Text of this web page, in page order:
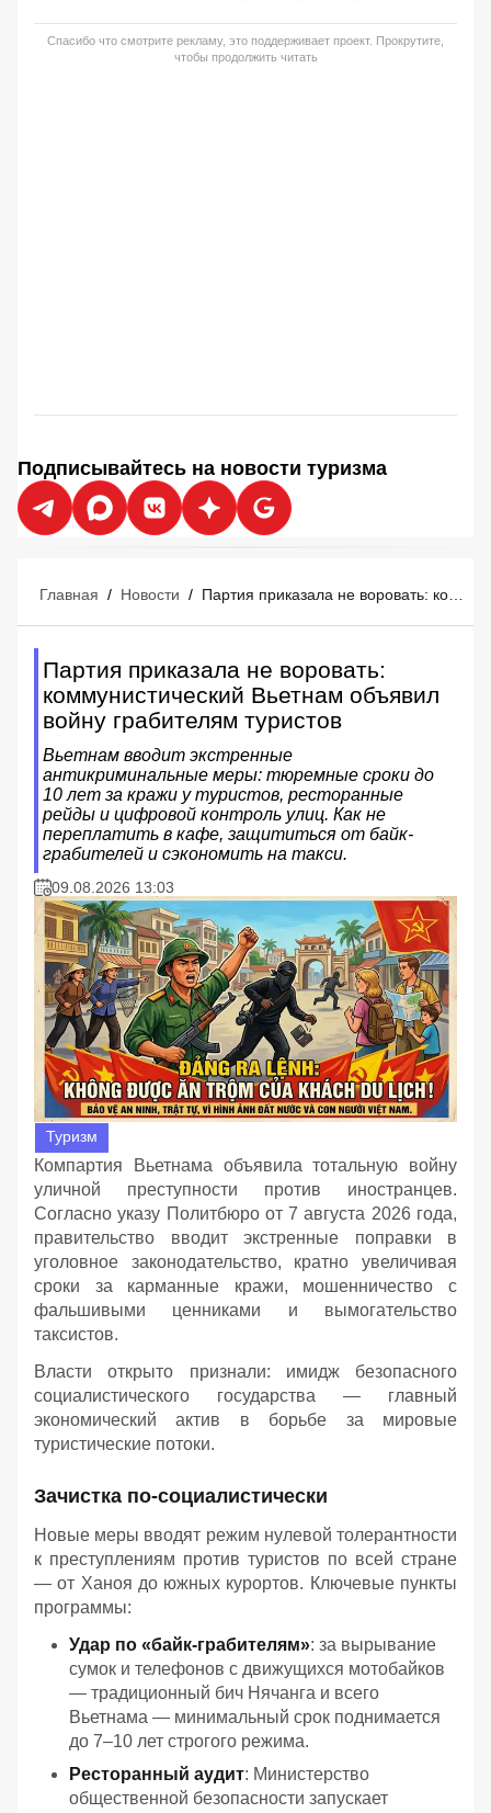
Спасибо что смотрите рекламу, это поддерживает проект. Прокрутите,
чтобы продолжить читать
Подписывайтесь на новости туризма
Главная / Новости /
Партия приказала не воровать:
коммунистический Вьетнам объявил
войну грабителям туристов
Вьетнам вводит экстренные
антикриминальные меры: тюремные сроки до
10 лет за кражи у туристов, ресторанные
рейды и цифровой контроль улиц. Как не
переплатить в кафе, защититься от байк-
грабителей и сэкономить на такси.
09.08.2026 13:03
Туризм
Компартия Вьетнама объявила тотальную войну
уличной преступности против иностранцев.
Согласно указу Политбюро от 7 августа 2026 года,
правительство вводит экстренные поправки в
уголовное законодательство, кратно увеличивая
сроки за карманные кражи, мошенничество с
фальшивыми ценниками и вымогательство
таксистов.
Власти открыто признали: имидж безопасного
социалистического государства — главный
экономический актив в борьбе за мировые
туристические потоки.
Зачистка по-социалистически
Новые меры вводят режим нулевой толерантности
к преступлениям против туристов по всей стране
— от Ханоя до южных курортов. Ключевые пункты
программы:
Удар по «байк-грабителям»: за вырывание
сумок и телефонов с движущихся мотобайков
— традиционный бич Нячанга и всего
Вьетнама — минимальный срок поднимается
до 7–10 лет строгого режима.
Ресторанный аудит: Министерство
общественной безопасности запускает